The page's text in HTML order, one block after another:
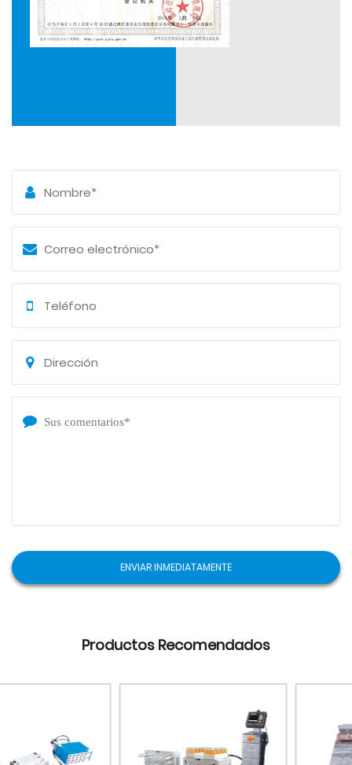
cooperación con el Instituto de Investigación de
Moldes del Grupo de Motocicletas de Qianjiang, lo que
Numerosos años de experiencia práctica en la
trabajadores cualificados con un alto nivel de
especialización y experiencia. Usamos UG, CAD, CAM,
ProE en la práctica. Contamos con una serie de
equipos necesarios para el diseño, la fabricación y las
pruebas, y desarrollamos un proceso general desde el
diseño de modelos 3D hasta el centro de
mecanizado. Nuestros moldes tienen una gran
funcionamiento, así como una larga vida útil.
Sanxing Mould está sinceramente dispuesto a
cooperar con clientes y socios tanto en el país como
proporcionar muestras y diseños para personalizar
varios componentes del molde.
Productos Recomendados